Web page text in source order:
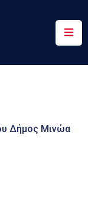
Δήμος Μινώα